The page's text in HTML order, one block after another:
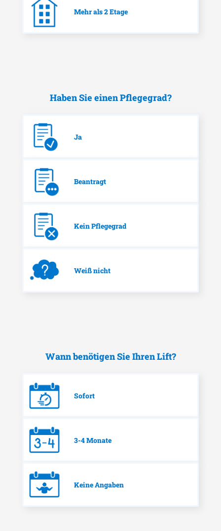
Mehr als 2 Etage
Haben Sie einen Pflegegrad?
Ja
Beantragt
Kein Pflegegrad
Weiß nicht
Wann benötigen Sie Ihren Lift?
Sofort
3-4 Monate
Keine Angaben